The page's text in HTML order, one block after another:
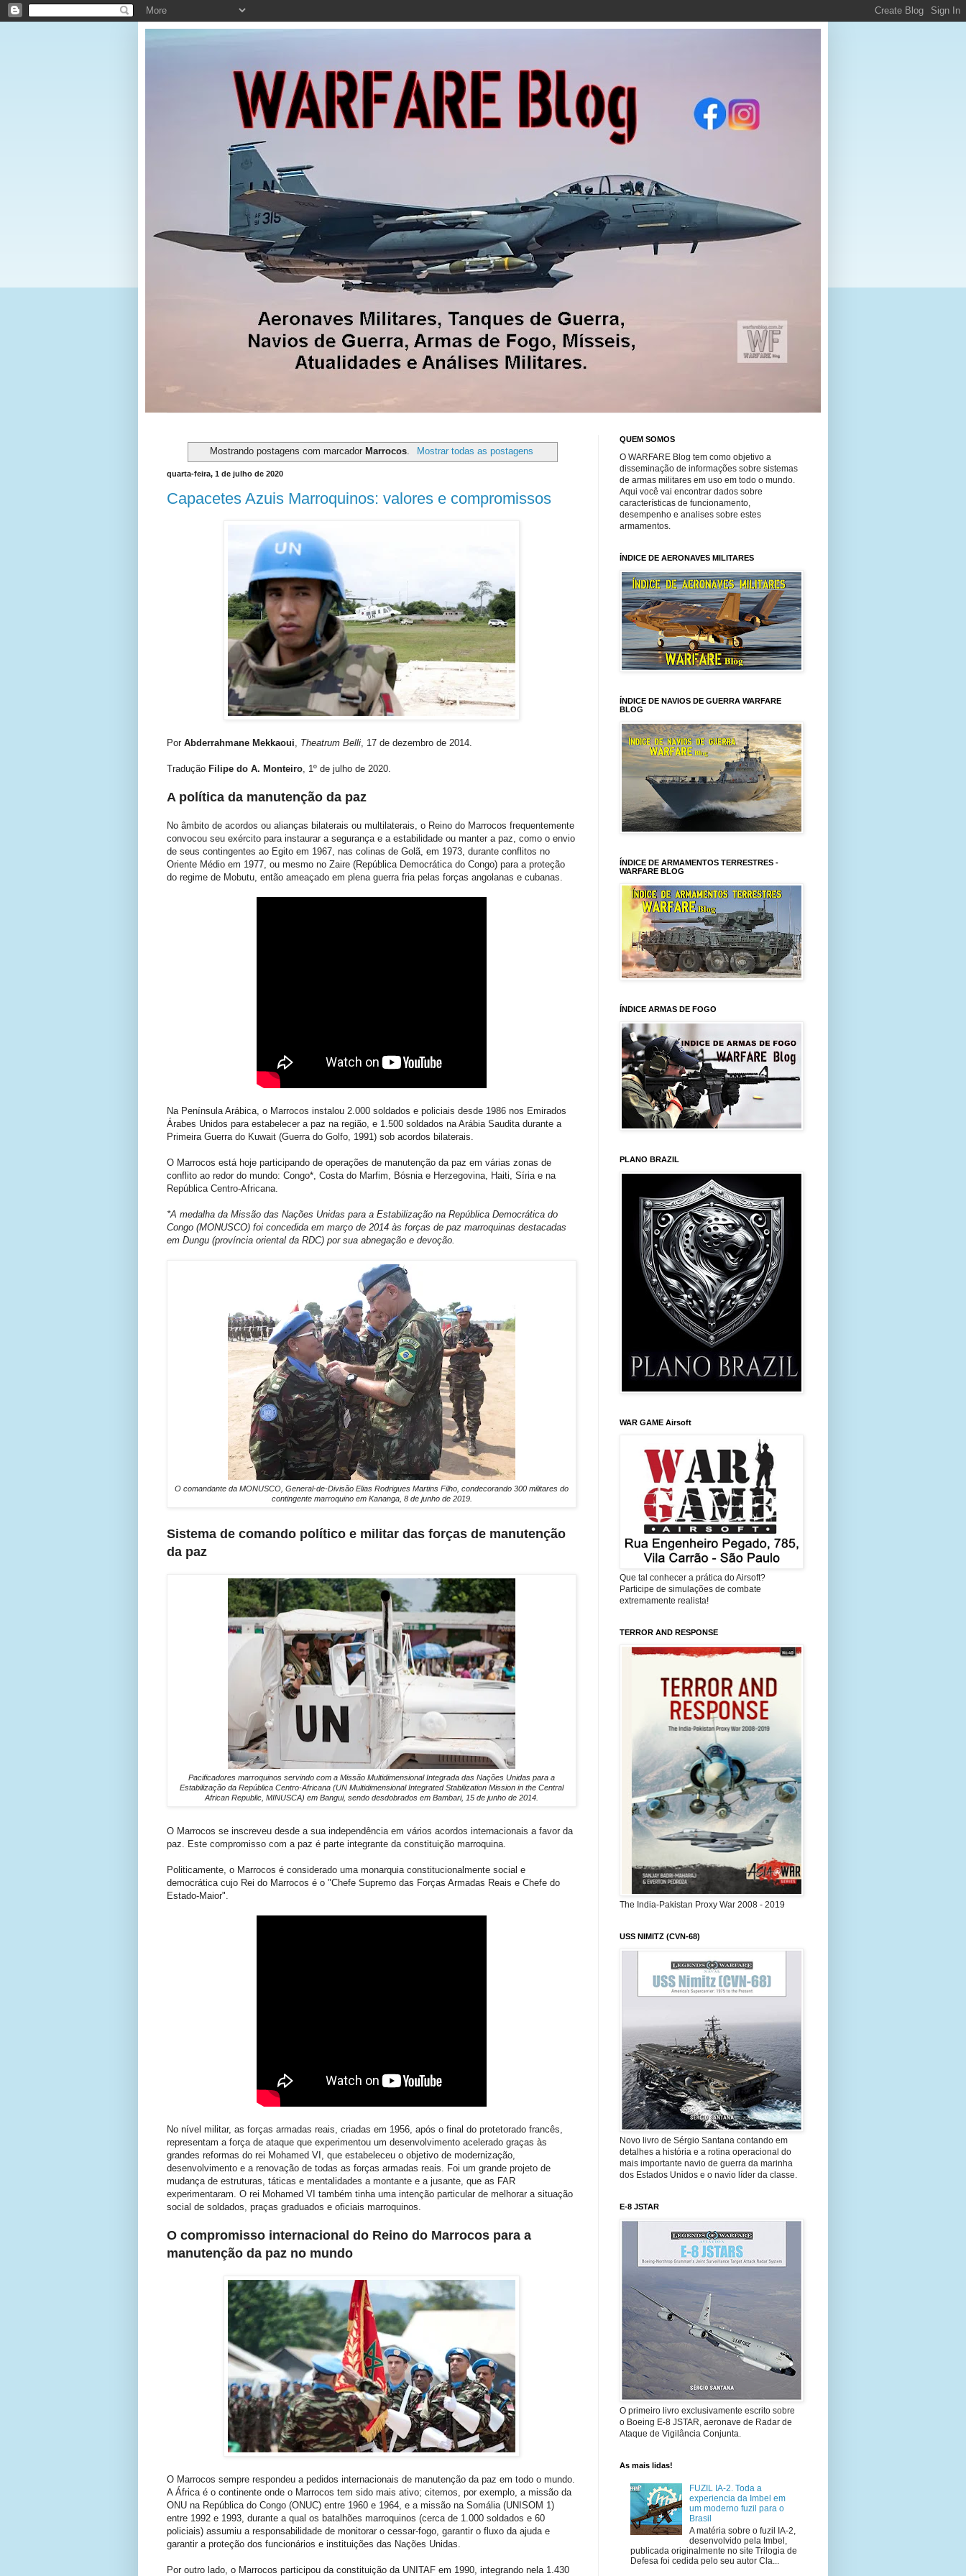
Mostrando postagens com marcador Marrocos Mostrar todas as postagens
quarta-feira, 1 de julho de 2020
Capacetes Azuis Marroquinos: valores e compromissos
Por Abderrahmane Mekkaoui Theatrum Belli , 17 de dezembro de 2014.
Tradução Filipe do A. Monteiro , 1º de julho de 2020.
A política da manutenção da paz
No âmbito de acordos ou alianças bilaterais ou multilaterais, o Reino do Marrocos frequentemente
convocou seu exército para instaurar a segurança e a estabilidade ou manter a paz, como o envio
de seus contingentes ao Egito em 1967, nas colinas de Golã, em 1973, durante conflitos no
Oriente Médio em 1977, ou mesmo no Zaire (República Democrática do Congo) para a proteção
do regime de Mobutu, então ameaçado em plena guerra fria pelas forças angolanas e cubanas.
Na Península Arábica, o Marrocos instalou 2.000 soldados e policiais desde 1986 nos Emirados
Árabes Unidos para estabelecer a paz na região, e 1.500 soldados na Arábia Saudita durante a
Primeira Guerra do Kuwait (Guerra do Golfo, 1991) sob acordos bilaterais.
O Marrocos está hoje participando de operações de manutenção da paz em várias zonas de
conflito ao redor do mundo: Congo*, Costa do Marfim, Bósnia e Herzegovina, Haiti, Síria e na
República Centro-Africana.
*A medalha da Missão das Nações Unidas para a Estabilização na República Democrática do
Congo (MONUSCO) foi concedida em março de 2014 às forças de paz marroquinas destacadas
em Dungu (província oriental da RDC) por sua abnegação e devoção.
O comandante da MONUSCO, General-de-Divisão Elias Rodrigues Martins Filho, condecorando 300 militares do
contingente marroquino em Kananga, 8 de junho de 2019.
Sistema de comando político e militar das forças de manutenção
da paz
Pacificadores marroquinos servindo com a Missão Multidimensional Integrada das Nações Unidas para a
Estabilização da República Centro-Africana (UN Multidimensional Integrated Stabilization Mission in the Central
African Republic, MINUSCA) em Bangui, sendo desdobrados em Bambari, 15 de junho de 2014.
O Marrocos se inscreveu desde a sua independência em vários acordos internacionais a favor da
paz. Este compromisso com a paz é parte integrante da constituição marroquina.
Politicamente, o Marrocos é considerado uma monarquia constitucionalmente social e
democrática cujo Rei do Marrocos é o "Chefe Supremo das Forças Armadas Reais e Chefe do
Estado-Maior".
No nível militar, as forças armadas reais, criadas em 1956, após o final do protetorado francês,
representam a força de ataque que experimentou um desenvolvimento acelerado graças às
grandes reformas do rei Mohamed VI, que estabeleceu o objetivo de modernização,
desenvolvimento e a renovação de todas as forças armadas reais. Foi um grande projeto de
mudança de estruturas, táticas e mentalidades a montante e a jusante, que as FAR
experimentaram. O rei Mohamed VI também tinha uma intenção particular de melhorar a situação
social de soldados, praças graduados e oficiais marroquinos.
O compromisso internacional do Reino do Marrocos para a
manutenção da paz no mundo
O Marrocos sempre respondeu a pedidos internacionais de manutenção da paz em todo o mundo.
A África é o continente onde o Marrocos tem sido mais ativo; citemos, por exemplo, a missão da
ONU na República do Congo (ONUC) entre 1960 e 1964, e a missão na Somália (UNISOM 1)
entre 1992 e 1993, durante a qual os batalhões marroquinos (cerca de 1.000 soldados e 60
policiais) assumiu a responsabilidade de monitorar o cessar-fogo, garantir o fluxo da ajuda e
garantir a proteção dos funcionários e instituições das Nações Unidas.
Por outro lado, o Marrocos participou da constituição da UNITAF em 1990, integrando nela 1.430
QUEM SOMOS
O WARFARE Blog tem como objetivo a
disseminação de informações sobre sistemas
de armas militares em uso em todo o mundo.
Aqui você vai encontrar dados sobre
características de funcionamento,
desempenho e analises sobre estes
armamentos.
ÍNDICE DE AERONAVES MILITARES
ÍNDICE DE NAVIOS DE GUERRA WARFARE
BLOG
ÍNDICE DE ARMAMENTOS TERRESTRES -
WARFARE BLOG
ÍNDICE ARMAS DE FOGO
PLANO BRAZIL
WAR GAME Airsoft
Que tal conhecer a prática do Airsoft?
Participe de simulações de combate
extremamente realista!
TERROR AND RESPONSE
The India-Pakistan Proxy War 2008 - 2019
USS NIMITZ (CVN-68)
Novo livro de Sérgio Santana contando em
detalhes a história e a rotina operacional do
mais importante navio de guerra da marinha
dos Estados Unidos e o navio líder da classe.
E-8 JSTAR
O primeiro livro exclusivamente escrito sobre
o Boeing E-8 JSTAR, aeronave de Radar de
Ataque de Vigilância Conjunta.
As mais lidas!
FUZIL IA-2. Toda a
experiencia da Imbel em
um moderno fuzil para o
Brasil
A matéria sobre o fuzil IA-2,
desenvolvido pela Imbel,
publicada originalmente no site Trilogia de
Defesa foi cedida pelo seu autor Cla...